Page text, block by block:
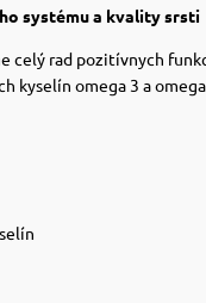
systému a kvality srsti
celý rad pozitívnych
kyselín omega 3 a